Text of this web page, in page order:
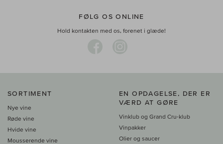
FØLG OS ONLINE
Hold kontakten med os, forenet i glæde!
SORTIMENT
Nye vine
Røde vine
Hvide vine
Mousserende vine
EN OPDAGELSE, DER ER
VÆRD AT GØRE
Vinklub og Grand Cru-klub
Vinpakker
Olier og saucer